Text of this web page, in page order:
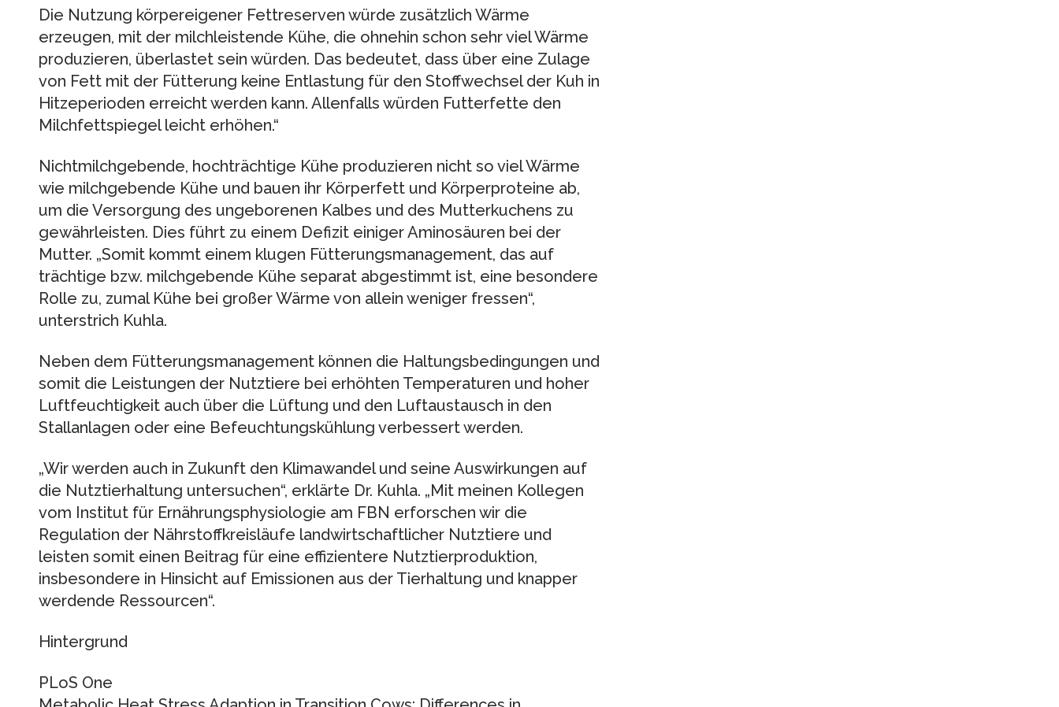
Die Nutzung körpereigener Fettreserven würde zusätzlich Wärme
erzeugen, mit der milchleistende Kühe, die ohnehin schon sehr viel Wärme
produzieren, überlastet sein würden. Das bedeutet, dass über eine Zulage
von Fett mit der Fütterung keine Entlastung für den Stoffwechsel der Kuh in
Hitzeperioden erreicht werden kann. Allenfalls würden Futterfette den
Milchfettspiegel leicht erhöhen.“
Nichtmilchgebende, hochträchtige Kühe produzieren nicht so viel Wärme
wie milchgebende Kühe und bauen ihr Körperfett und Körperproteine ab,
um die Versorgung des ungeborenen Kalbes und des Mutterkuchens zu
gewährleisten. Dies führt zu einem Defizit einiger Aminosäuren bei der
Mutter. „Somit kommt einem klugen Fütterungsmanagement, das auf
trächtige bzw. milchgebende Kühe separat abgestimmt ist, eine besondere
Rolle zu, zumal Kühe bei großer Wärme von allein weniger fressen“,
unterstrich Kuhla.
Neben dem Fütterungsmanagement können die Haltungsbedingungen und
somit die Leistungen der Nutztiere bei erhöhten Temperaturen und hoher
Luftfeuchtigkeit auch über die Lüftung und den Luftaustausch in den
Stallanlagen oder eine Befeuchtungskühlung verbessert werden.
„Wir werden auch in Zukunft den Klimawandel und seine Auswirkungen auf
die Nutztierhaltung untersuchen“, erklärte Dr. Kuhla. „Mit meinen Kollegen
vom Institut für Ernährungsphysiologie am FBN erforschen wir die
Regulation der Nährstoffkreisläufe landwirtschaftlicher Nutztiere und
leisten somit einen Beitrag für eine effizientere Nutztierproduktion,
insbesondere in Hinsicht auf Emissionen aus der Tierhaltung und knapper
werdende Ressourcen“.
Hintergrund
PLoS One